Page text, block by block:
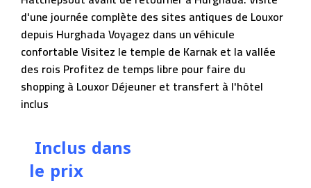
d'une journée complète des sites antiques de Louxor
depuis Hurghada Voyagez dans un véhicule
confortable Visitez le temple de Karnak et la vallée
des rois Profitez de temps libre pour faire du
shopping à Louxor Déjeuner et transfert à l'hôtel
inclus
Inclus dans
le prix